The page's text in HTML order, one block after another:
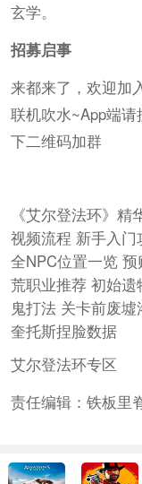
玄学。
招募启事
来都来了，欢迎加
联机吹水~App端
下二维码加群
《艾尔登法环》
视频流程 新手入
全NPC位置一览
荒职业推荐 初始
鬼打法 关卡前废
奎托斯捏脸数据
艾尔登法环专区
责任编辑：铁板里